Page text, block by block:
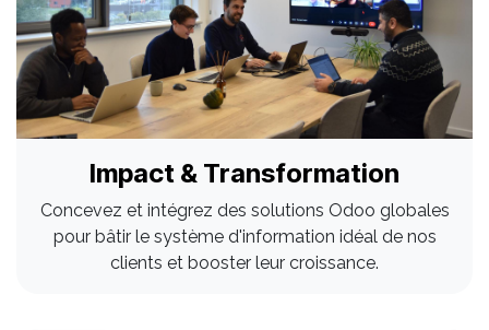
Impact & Transformation
Concevez et intégrez des solutions Odoo globales
pour bâtir le système d'information idéal de nos
clients et booster leur croissance.